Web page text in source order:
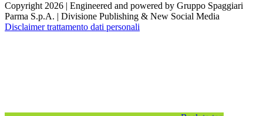
Copyright 2026 | Engineered and powered by Gruppo Spaggiari
Parma S.p.A. | Divisione Publishing & New Social Media
Disclaimer trattamento dati personali